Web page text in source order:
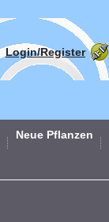
Login/Register
Neue Pflanzen